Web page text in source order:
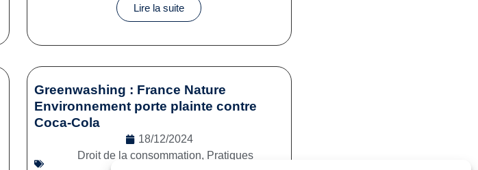
Lire la suite
Greenwashing : France Nature
Environnement porte plainte contre
Coca-Cola
18/12/2024
Droit de la consommation, Pratiques